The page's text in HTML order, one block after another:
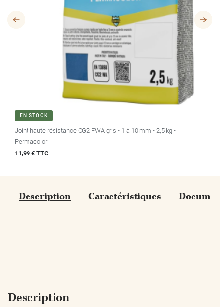
EN STOCK
Joint haute résistance CG2 FWA gris - 1 à 10 mm - 2,5 kg -
Permacolor
Prix
11,99 € TTC
Description Caractéristiques
Description